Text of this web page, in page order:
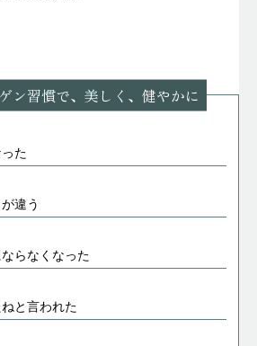
ン習慣で、美しく、健やかに
た
違う
らなくなった
と言われた